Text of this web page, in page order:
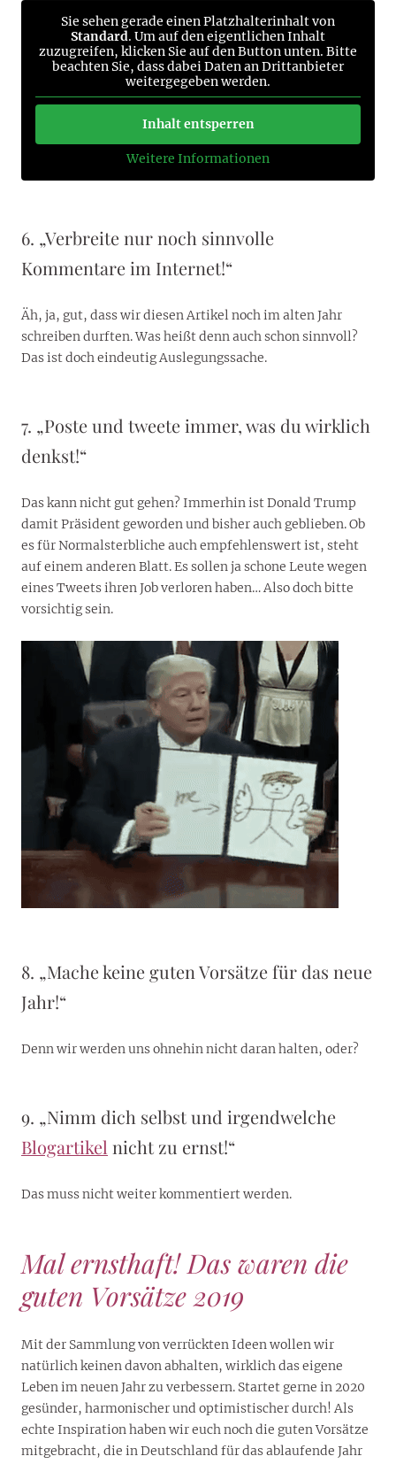
Sie sehen gerade einen Platzhalterinhalt von
Standard. Um auf den eigentlichen Inhalt
zuzugreifen, klicken Sie auf den Button unten. Bitte
beachten Sie, dass dabei Daten an Drittanbieter
weitergegeben werden.
Inhalt entsperren
Weitere Informationen
6. „Verbreite nur noch sinnvolle
Kommentare im Internet!“
Äh, ja, gut, dass wir diesen Artikel noch im alten Jahr
schreiben durften. Was heißt denn auch schon sinnvoll?
Das ist doch eindeutig Auslegungssache.
7. „Poste und tweete immer, was du wirklich
denkst!“
Das kann nicht gut gehen? Immerhin ist Donald Trump
damit Präsident geworden und bisher auch geblieben. Ob
es für Normalsterbliche auch empfehlenswert ist, steht
auf einem anderen Blatt. Es sollen ja schone Leute wegen
eines Tweets ihren Job verloren haben… Also doch bitte
vorsichtig sein.
8. „Mache keine guten Vorsätze für das neue
Jahr!“
Denn wir werden uns ohnehin nicht daran halten, oder?
9. „Nimm dich selbst und irgendwelche
Blogartikel nicht zu ernst!“
Das muss nicht weiter kommentiert werden.
Mal ernsthaft! Das waren die
guten Vorsätze 2019
Mit der Sammlung von verrückten Ideen wollen wir
natürlich keinen davon abhalten, wirklich das eigene
Leben im neuen Jahr zu verbessern. Startet gerne in 2020
gesünder, harmonischer und optimistischer durch! Als
echte Inspiration haben wir euch noch die guten Vorsätze
mitgebracht, die in Deutschland für das ablaufende Jahr